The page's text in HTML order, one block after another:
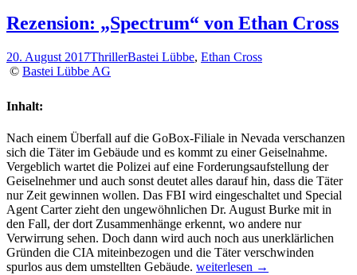
Maori“
von
Lark
Rezension: „Spectrum“ von Ethan Cross
20. August 2017ThrillerBastei Lübbe, Ethan Cross
© Bastei Lübbe AG
Inhalt:
Nach einem Überfall auf die GoBox-Filiale in Nevada verschanzen
sich die Täter im Gebäude und es kommt zu einer Geiselnahme.
Vergeblich wartet die Polizei auf eine Forderungsaufstellung der
Geiselnehmer und auch sonst deutet alles darauf hin, dass die Täter
nur Zeit gewinnen wollen. Das FBI wird eingeschaltet und Special
Agent Carter zieht den ungewöhnlichen Dr. August Burke mit in
den Fall, der dort Zusammenhänge erkennt, wo andere nur
Verwirrung sehen. Doch dann wird auch noch aus unerklärlichen
Gründen die CIA miteinbezogen und die Täter verschwinden
spurlos aus dem umstellten Gebäude. Rezension:
weiterlesen →